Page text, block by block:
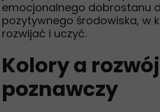
emocjonalnego dobrostanu
pozytywnego środowiska, w
rozwijać i uczyć.
Kolory a rozwój
poznawczy